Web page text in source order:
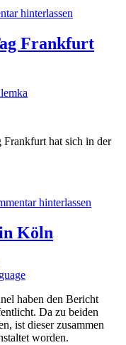
hinterlassen
Frankfurt
Frankfurt hat sich in der
hinterlassen
Köln
haben den Bericht
Da zu beiden
ist dieser zusammen
worden.